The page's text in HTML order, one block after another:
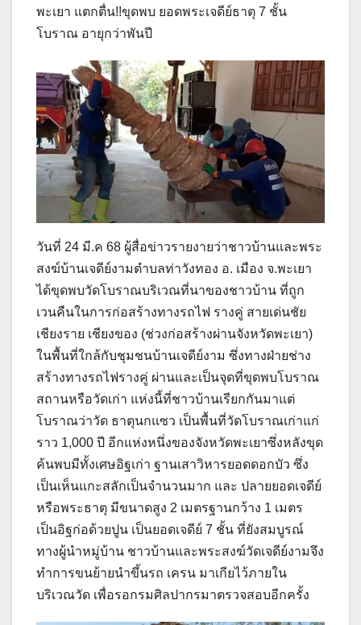
พะเยา แตกตื่น!!ขุดพบ ยอดพระเจดีย์ธาตุ 7 ชั้น
โบราณ อายุกว่าพันปี
วันที่ 24 มี.ค 68 ผู้สื่อข่าวรายงายว่าชาวบ้านและพระ
สงฆ์บ้านเจดีย์งามตำบลท่าวังทอง อ. เมือง จ.พะเยา
ได้ขุดพบวัดโบราณบริเวณที่นาของชาวบ้าน ที่ถูก
เวนคืนในการก่อสร้างทางรถไฟ รางคู่ สายเด่นชัย
เชียงราย เชียงของ (ช่วงก่อสร้างผ่านจังหวัดพะเยา)
ในพื้นที่ใกล้กับชุมชนบ้านเจดีย์งาม ซึ่งทางฝ่ายช่าง
สร้างทางรถไฟรางคู่ ผ่านและเป็นจุดที่ขุดพบโบราณ
สถานหรือวัดเก่า แห่งนี้ที่ชาวบ้านเรียกกันมาแต่
โบราณว่าวัด ธาตุนกแซว เป็นพื้นที่วัดโบราณเก่าแก่
ราว 1,000 ปี อีกแห่งหนึ่งของจังหวัดพะเยาซึ่งหลังขุด
ค้นพบมีทั้งเศษอิฐเก่า ฐานเสาวิหารยอดดอกบัว ซึ่ง
เป็นเห็นแกะสลักเป็นจำนวนมาก และ ปลายยอดเจดีย์
หรือพระธาตุ มีขนาดสูง 2 เมตรฐานกว้าง 1 เมตร
เป็นอิฐก่อด้วยปูน เป็นยอดเจดีย์ 7 ชั้น ที่ยังสมบูรณ์
ทางผู้นำหมู่บ้าน ชาวบ้านและพระสงฆ์วัดเจดีย์งามจึง
ทำการขนย้ายนำขึ้นรถ เครน มาเกียไว้ภายใน
บริเวณวัด เพื่อรอกรมศิลปากรมาตรวจสอบอีกครั้ง